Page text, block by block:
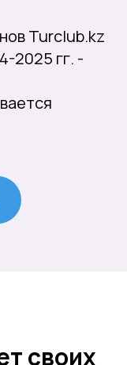
Turclub.kz
2025 гг. -
своих